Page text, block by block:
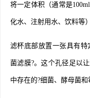
将一定体积（通常是
化水、注射用水、饮料等
滤杯底部放置一张具有特
菌滤膜?。这个孔径足以
中存在的?细菌、酵母菌和